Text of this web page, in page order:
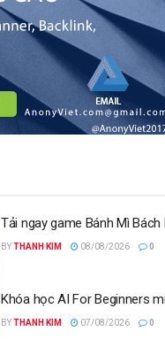
Tải ngay game Bánh Mì
BYTHANH KIM 08/08/2026 0
Khóa học AI For Beginners
BYTHANH KIM 07/08/2026 0